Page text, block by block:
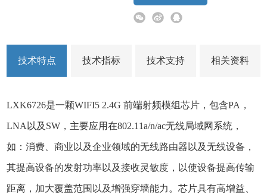
技术特点 技术指标 技术支持 相关资料
LXK6726是一颗WIFI5 2.4G 前端射频模组芯片，包含PA，
LNA以及SW，主要应用在802.11a/n/ac无线局域网系统，
如：消费、商业以及企业领域的无线路由器以及无线设备，
其提高设备的发射功率以及接收灵敏度，以使设备提高传输
距离，加大覆盖范围以及增强穿墙能力。芯片具有高增益、